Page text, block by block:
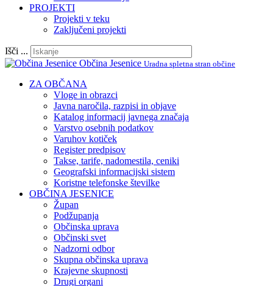
PROJEKTI
Projekti v teku
Zaključeni projekti
Išči ...
Občina Jesenice Uradna spletna stran občine
ZA OBČANA
Vloge in obrazci
Javna naročila, razpisi in objave
Katalog informacij javnega značaja
Varstvo osebnih podatkov
Varuhov kotiček
Register predpisov
Takse, tarife, nadomestila, ceniki
Geografski informacijski sistem
Koristne telefonske številke
OBČINA JESENICE
Župan
Podžupanja
Občinska uprava
Občinski svet
Nadzorni odbor
Skupna občinska uprava
Krajevne skupnosti
Drugi organi